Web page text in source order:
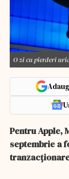
O zi cu pierderi
Pentru Apple,
septembrie a